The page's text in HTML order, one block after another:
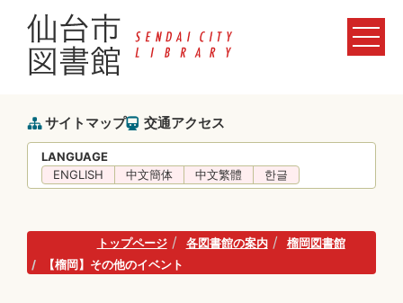
サイトマップ 交通アクセス
LANGUAGE
ENGLISH
中文簡体 中文繁體 한글
トップページ 各図書館の案内
榴岡図書館
【榴岡】その他のイベント